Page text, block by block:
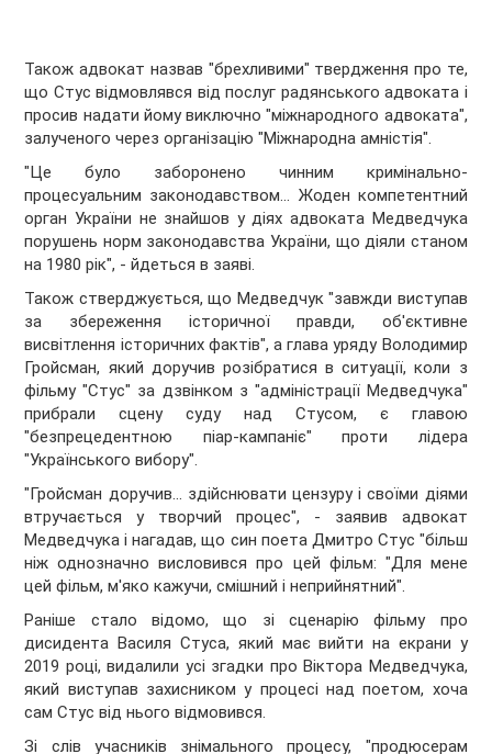
Також адвокат назвав "брехливими" твердження про те,
що Стус відмовлявся від послуг радянського адвоката і
просив надати йому виключно "міжнародного адвоката",
залученого через організацію "Міжнародна амністія".
"Це було заборонено чинним кримінально-
процесуальним законодавством... Жоден компетентний
орган України не знайшов у діях адвоката Медведчука
порушень норм законодавства України, що діяли станом
на 1980 рік", - йдеться в заяві.
Також стверджується, що Медведчук "завжди виступав
за збереження історичної правди, об'єктивне
висвітлення історичних фактів", а глава уряду Володимир
Гройсман, який доручив розібратися в ситуації, коли з
фільму "Стус" за дзвінком з "адміністрації Медведчука"
прибрали сцену суду над Стусом, є главою
"безпрецедентною піар-кампаніє" проти лідера
"Українського вибору".
"Гройсман доручив... здійснювати цензуру і своїми діями
втручається у творчий процес", - заявив адвокат
Медведчука і нагадав, що син поета Дмитро Стус "більш
ніж однозначно висловився про цей фільм: "Для мене
цей фільм, м'яко кажучи, смішний і неприйнятний".
Раніше стало відомо, що зі сценарію фільму про
дисидента Василя Стуса, який має вийти на екрани у
2019 році, видалили усі згадки про Віктора Медведчука,
який виступав захисником у процесі над поетом, хоча
сам Стус від нього відмовився.
Зі слів учасників знімального процесу, "продюсерам